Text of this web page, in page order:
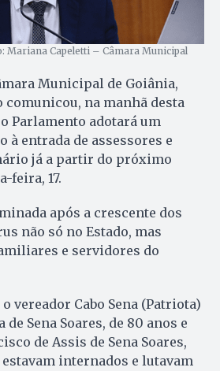
Mariana Capeletti – Câmara Municipal
Municipal de Goiânia,
na manhã desta
Parlamento adotará um
à entrada de assessores e
já a partir do próximo
feira, 17.
após a crescente dos
não só no Estado, mas
e servidores do
vereador Cabo Sena (Patriota)
de Sena Soares, de 80 anos e
de Assis de Sena Soares,
estavam internados e lutavam